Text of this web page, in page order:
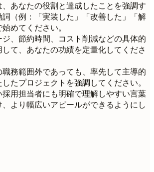
あなたの役割と達成したことを強調す
詞（例：「実装した」「改善した」「解
めてください。
、節約時間、コスト削減などの具体的
て、あなたの功績を定量化してくださ
務範囲外であっても、率先して主導的
たプロジェクトを強調してください。
用担当者にも明確で理解しやすい言葉
より幅広いアピールができるようにし